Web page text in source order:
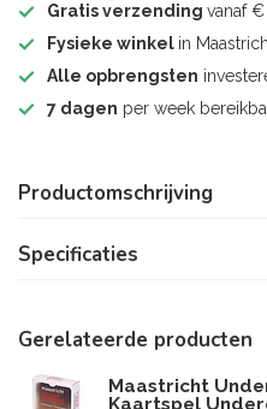
Gratis verzending vanaf €
Fysieke winkel in
Alle opbrengsten
7 dagen per week
Productomschrijving
Specificaties
Gerelateerde producten
Maastricht
Kaartspel